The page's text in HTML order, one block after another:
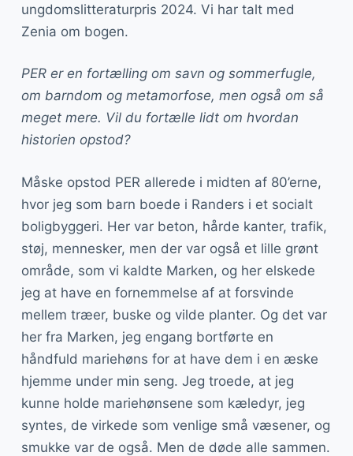
ungdomslitteraturpris 2024. Vi har talt med
Zenia om bogen.
PER er en fortælling om savn og sommerfugle,
om barndom og metamorfose, men også om så
meget mere. Vil du fortælle lidt om hvordan
historien opstod?
Måske opstod PER allerede i midten af 80’erne,
hvor jeg som barn boede i Randers i et socialt
boligbyggeri. Her var beton, hårde kanter, trafik,
støj, mennesker, men der var også et lille grønt
område, som vi kaldte Marken, og her elskede
jeg at have en fornemmelse af at forsvinde
mellem træer, buske og vilde planter. Og det var
her fra Marken, jeg engang bortførte en
håndfuld mariehøns for at have dem i en æske
hjemme under min seng. Jeg troede, at jeg
kunne holde mariehønsene som kæledyr, jeg
syntes, de virkede som venlige små væsener, og
smukke var de også. Men de døde alle sammen.